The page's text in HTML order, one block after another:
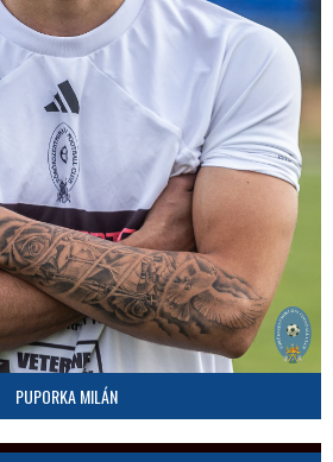
PUPORKA MILÁN